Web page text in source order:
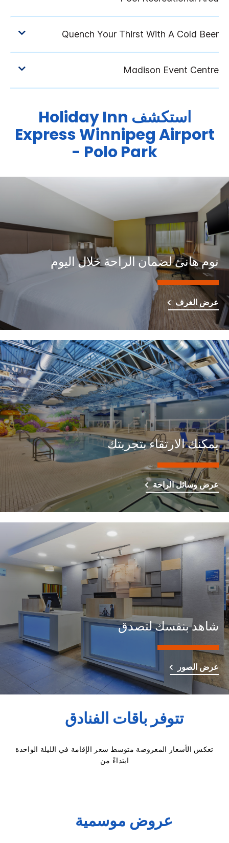
استكشف Holiday Inn
ExpressWinnipeg Airport
- Polo Park
نوم هانئ لضمان الراحة خلال اليوم
عرض الغرف
يمكنك الارتقاء بتجربتك
عرض وسائل الراحة
شاهد بنفسك لتصدق
عرض الصور
تتوفر باقات الفنادق
تعكس الأسعار المعروضة متوسط سعر الإقامة في الليلة الواحدة
ابتداءً من
عروض موسمية